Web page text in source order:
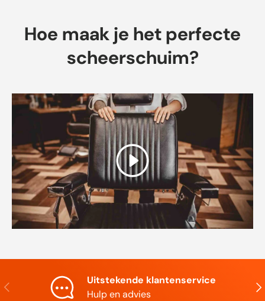
Hoe maak je het perfecte
scheerschuim?
Spelen
Vorige
Uitstekende klantenservice
Hulp en advies